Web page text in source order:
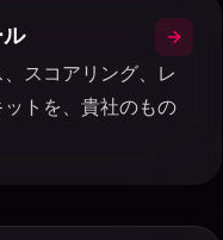
スコアリング、レ
トを、貴社のもの